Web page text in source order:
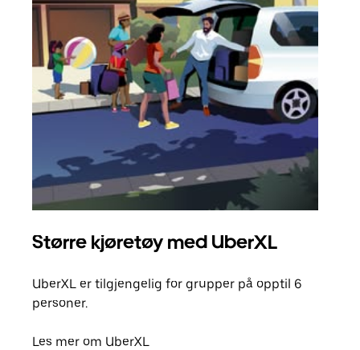
Større kjøretøy med UberXL
UberXL er tilgjengelig for grupper på opptil 6
personer.
Les mer om UberXL